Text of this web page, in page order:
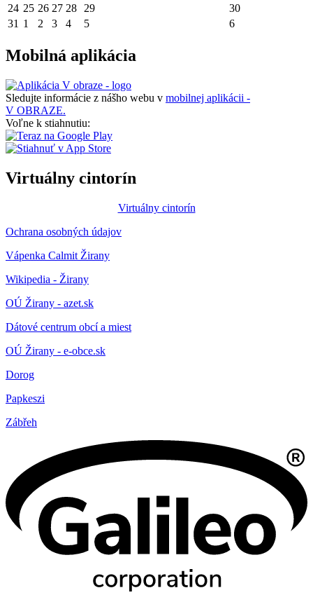
24 25 26 27 28 29
30
31 1 2 3 4 5 6
Mobilná aplikácia
Sledujte informácie z nášho webu v mobilnej aplikácii -
V OBRAZE.
Voľne k stiahnutiu:
Virtuálny cintorín
Virtuálny cintorín
Ochrana osobných údajov
Vápenka Calmit Žirany
Wikipedia - Žirany
OÚ Žirany - azet.sk
Dátové centrum obcí a miest
OÚ Žirany - e-obce.sk
Dorog
Papkeszi
Zábřeh